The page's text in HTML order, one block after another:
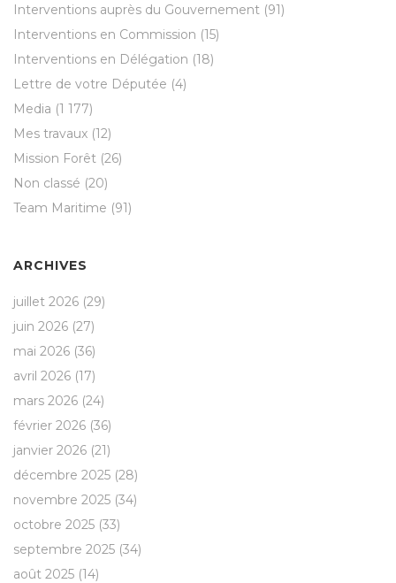
Interventions auprès du Gouvernement (91)
Interventions en Commission (15)
Interventions en Délégation (18)
Lettre de votre Députée (4)
Media (1 177)
Mes travaux (12)
Mission Forêt (26)
Non classé (20)
Team Maritime (91)
ARCHIVES
juillet 2026 (29)
juin 2026 (27)
mai 2026 (36)
avril 2026 (17)
mars 2026 (24)
février 2026 (36)
janvier 2026 (21)
décembre 2025 (28)
novembre 2025 (34)
octobre 2025 (33)
septembre 2025 (34)
août 2025 (14)